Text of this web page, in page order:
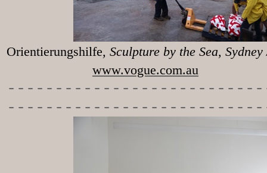
Orientierungshilfe, Sculpture
www.vogue.com.au
-----------